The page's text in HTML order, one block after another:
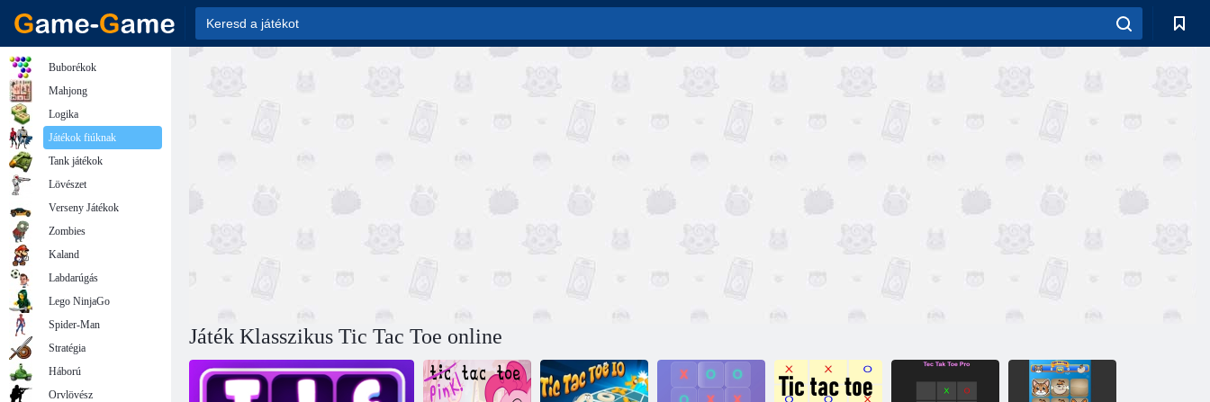
Játék Klasszikus Tic Tac Toe online
Buborékok
Mahjong
Logika
Játékok fiúknak
Tank játékok
Lövészet
Verseny Játékok
Zombies
Kaland
Labdarúgás
Lego NinjaGo
Spider-Man
Stratégia
Háború
Orvlövész